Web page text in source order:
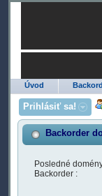
Úvod
Prihlásiť sa!
Backorder
Posledné
Backorder :